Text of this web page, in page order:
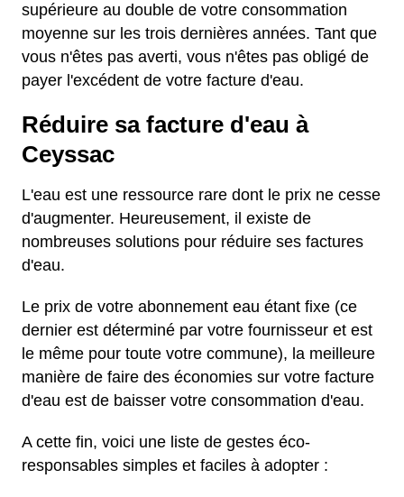
supérieure au double de votre consommation
moyenne sur les trois dernières années. Tant que
vous n'êtes pas averti, vous n'êtes pas obligé de
payer l'excédent de votre facture d'eau.
Réduire sa facture d'eau à
Ceyssac
L'eau est une ressource rare dont le prix ne cesse
d'augmenter. Heureusement, il existe de
nombreuses solutions pour réduire ses factures
d'eau.
Le prix de votre abonnement eau étant fixe (ce
dernier est déterminé par votre fournisseur et est
le même pour toute votre commune), la meilleure
manière de faire des économies sur votre facture
d'eau est de baisser votre consommation d'eau.
A cette fin, voici une liste de gestes éco-
responsables simples et faciles à adopter :